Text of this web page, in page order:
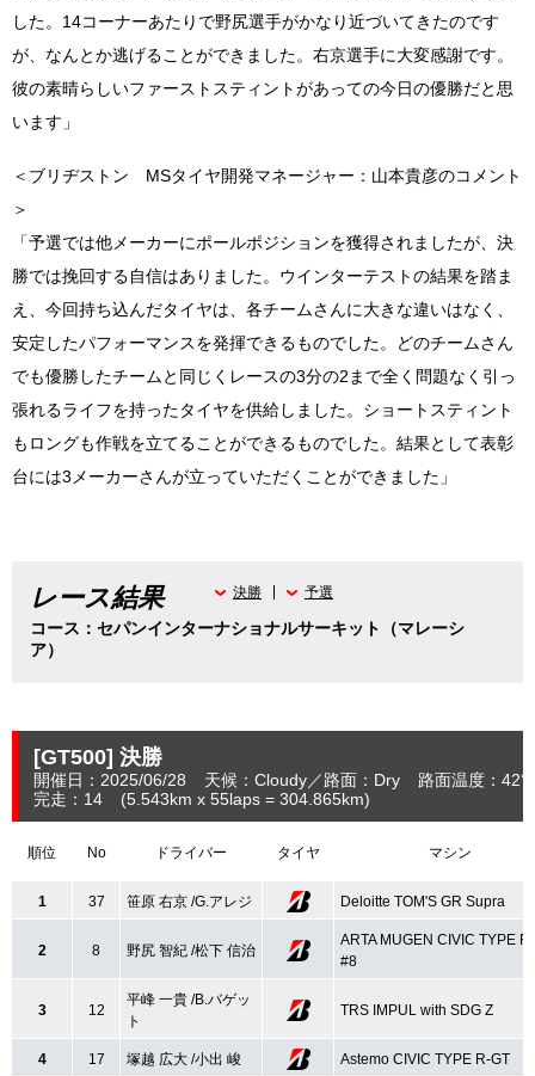
した。14コーナーあたりで野尻選手がかなり近づいてきたのです
が、なんとか逃げることができました。右京選手に大変感謝です。
彼の素晴らしいファーストスティントがあっての今日の優勝だと思
います」
＜ブリヂストン MSタイヤ開発マネージャー：山本貴彦のコメント
＞
「予選では他メーカーにポールポジションを獲得されましたが、決
勝では挽回する自信はありました。ウインターテストの結果を踏ま
え、今回持ち込んだタイヤは、各チームさんに大きな違いはなく、
安定したパフォーマンスを発揮できるものでした。どのチームさん
でも優勝したチームと同じくレースの3分の2まで全く問題なく引っ
張れるライフを持ったタイヤを供給しました。ショートスティント
もロングも作戦を立てることができるものでした。結果として表彰
台には3メーカーさんが立っていただくことができました」
レース結果
コース：セパンインターナショナルサーキット（マレーシ
ア）
決勝 予選
[GT500] 決勝
開催日：2025/06/28 天候：Cloudy 路面：Dry
路面温度：42°
完走：14
(5.543km x 55laps = 304.865km)
順位 No ドライバー タイヤ マシン
1 37 笹原 右京 /G.アレジ Deloitte TOM'S GR Supra
2 8 野尻 智紀 /松下 信治
ARTA MUGEN CIVIC TYPE
#8
3 12
平峰 一貴 /B.バゲッ
ト
TRS IMPUL with SDG Z
4 17 塚越 広大 /小出 峻 Astemo CIVIC TYPE R-GT